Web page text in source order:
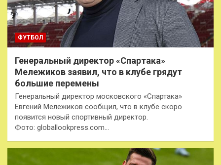
ФУТБОЛ
Генеральный директор «Спартака»
Мележиков заявил, что в клубе грядут
большие перемены
Генеральный директор московского «Спартака»
Евгений Мележиков сообщил, что в клубе скоро
появится новый спортивный директор.
Фото: globallookpress.com…